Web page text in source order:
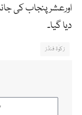
اورعشر پنجاب کی
دیا گیا۔
زکوٰۃ فنڈز